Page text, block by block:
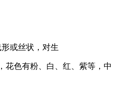
或丝状，对生
花色有粉、白、红、紫等，中